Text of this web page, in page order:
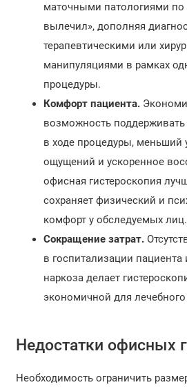
маточными патологиями по
вылечил», дополняя
терапевтическими или
манипуляциями в рамках
процедуры.
Комфорт пациента.
возможность поддерживать
в ходе процедуры, меньший
ощущений и ускоренное
офисная гистероскопия
сохраняет физический и
комфорт у обследуемых лиц.
Сокращение затрат.
в госпитализации
наркоза делает
экономичной для
Недостатки офисных
Необходимость ограничить